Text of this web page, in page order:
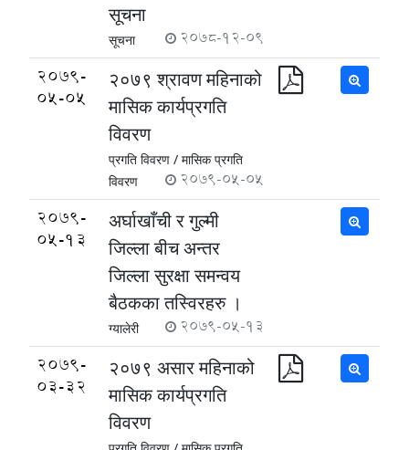
सूचना
सूचना 2078-12-09
2079-
05-05
२०७९ श्रावण महिनाको
मासिक कार्यप्रगति
विवरण
प्रगति विवरण / मासिक प्रगति
विवरण
2079-05-05
2079-
05-13
अर्घाखाँची र गुल्मी
जिल्ला बीच अन्तर
जिल्ला सुरक्षा समन्वय
बैठकका तस्विरहरु ।
ग्यालेरी 2079-05-13
2079-
03-32
२०७९ असार महिनाको
मासिक कार्यप्रगति
विवरण